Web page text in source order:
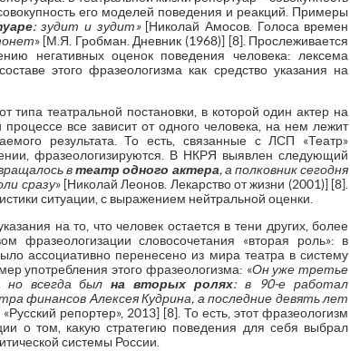
его моделей поведения и реакций. Примеры
: зудит и зудит»[Николай Амосов. Голоса времен
» [М.Я. Гробман. Дневник (1968)] [8]. Прослеживается
негативных оценок поведения человека: лексема
этого фразеологизма как средство указания на
типа театральной постановки, в которой один актер на
все зависит от одного человека, на нем лежит
результата. То есть, связанные с ЛСП «Театр»
фразеологизируются. В НКРЯ выявлен следующий
втеатр одного актера, а полковник сегодня
сразу» [Николай Леонов. Лекарство от жизни (2001)] [8].
ситуации, с выражением нейтральной оценки.
на то, что человек остается в тени других, более
фразеологизации словосочетания «вторая роль»: в
ассоциативно перенесено из мира театра в систему
употребления этого фразеологизма: «Он уже третье
но всегда былна вторых ролях: в 90-е работал
финансов Алексея Кудрина, а последние девять лет
репортер», 2013] [8]. То есть, этот фразеологизм
о том, какую стратегию поведения для себя выбрал
системы России.